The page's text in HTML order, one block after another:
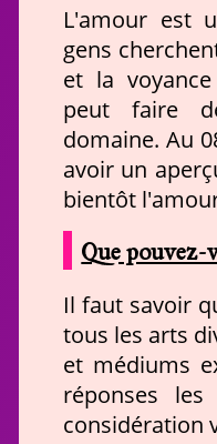
L'amour est
gens
et la
peut faire
domaine. Au
avoir un
bientôt
Que pouvez-
Il faut savoir
tous les arts
et médiums
réponses
considération